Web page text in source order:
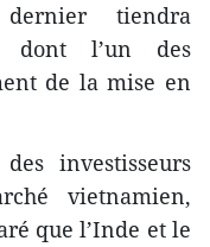
tiendra
dont l’un des
de la mise en
investisseurs
vietnamien,
que l’Inde et le